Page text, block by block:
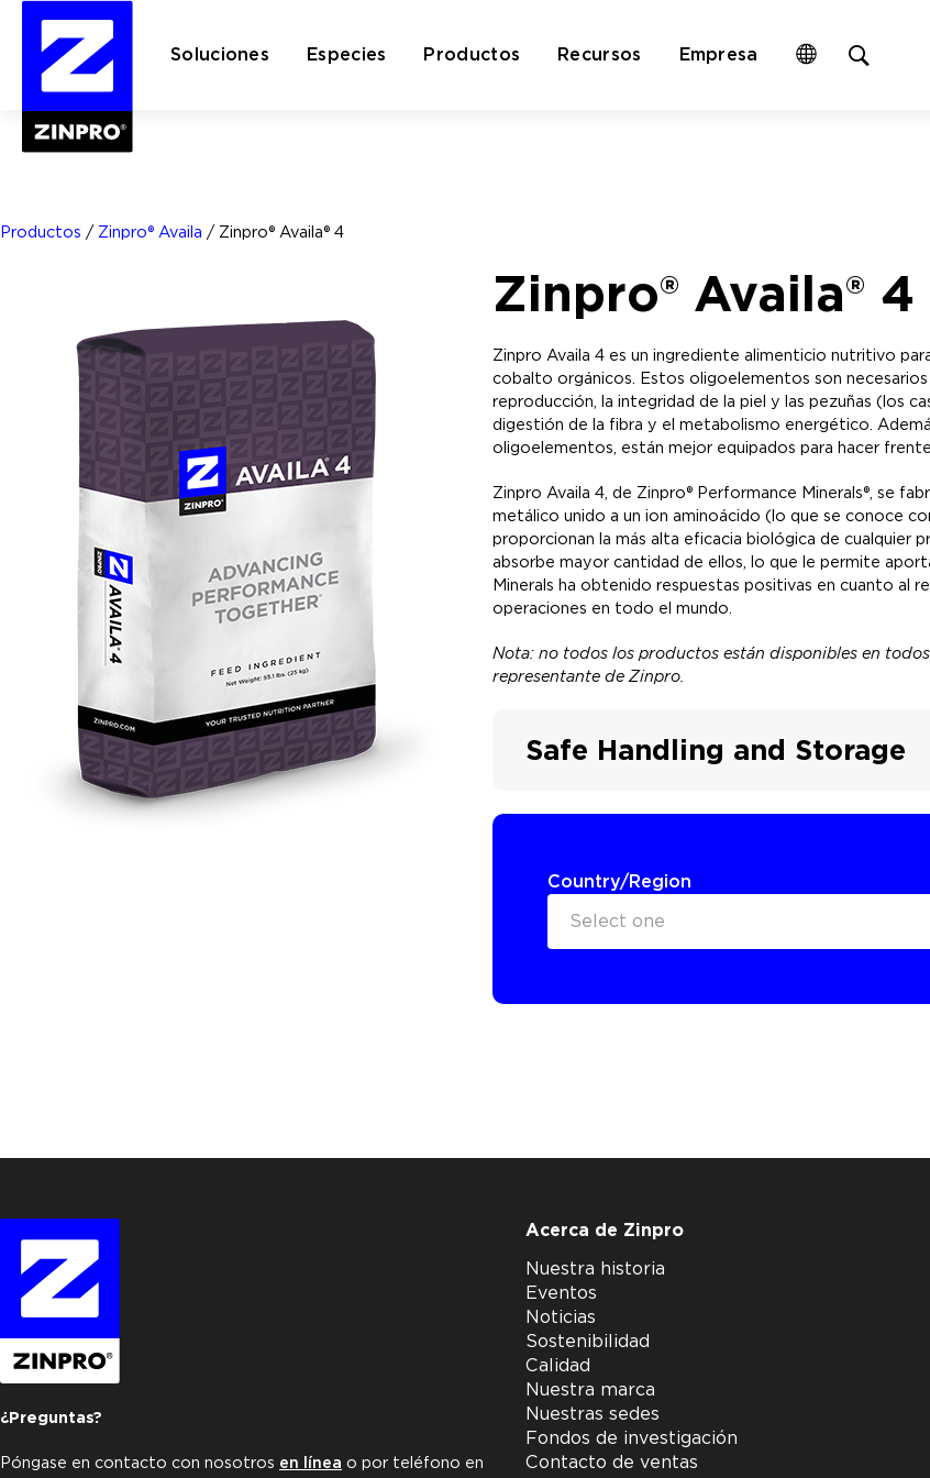
Soluciones Especies Productos Recursos Empresa
Productos / Zinpro® Availa / Zinpro® Availa® 4
Zinpro® Availa® 4
Zinpro Availa 4 es un ingrediente alimenticio nutritivo
cobalto orgánicos. Estos oligoelementos son necesarios
reproducción, la integridad de la piel y las pezuñas (los
digestión de la fibra y el metabolismo energético.
oligoelementos, están mejor equipados para hacer
Zinpro Availa 4, de Zinpro® Performance Minerals®, se
metálico unido a un ion aminoácido (lo que se conoce
proporcionan la más alta eficacia biológica de cualquier
absorbe mayor cantidad de ellos, lo que le permite
Minerals ha obtenido respuestas positivas en cuanto al
operaciones en todo el mundo.
Nota: no todos los productos están disponibles en
representante de Zinpro.
Safe Handling and Storage
Country/Region
Select one
¿Preguntas?
Póngase en contacto con nosotros en línea o por teléfono en
Acerca de Zinpro
Nuestra historia
Eventos
Noticias
Sostenibilidad
Calidad
Nuestra marca
Nuestras sedes
Fondos de investigación
Contacto de ventas